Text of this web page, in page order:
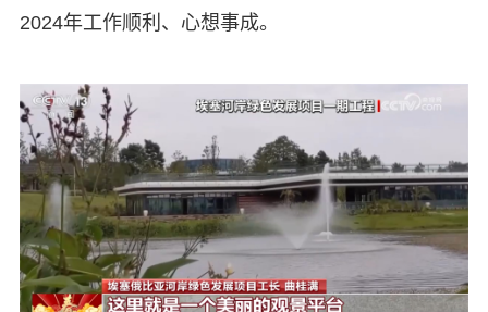
2024年工作顺利、心想事成。